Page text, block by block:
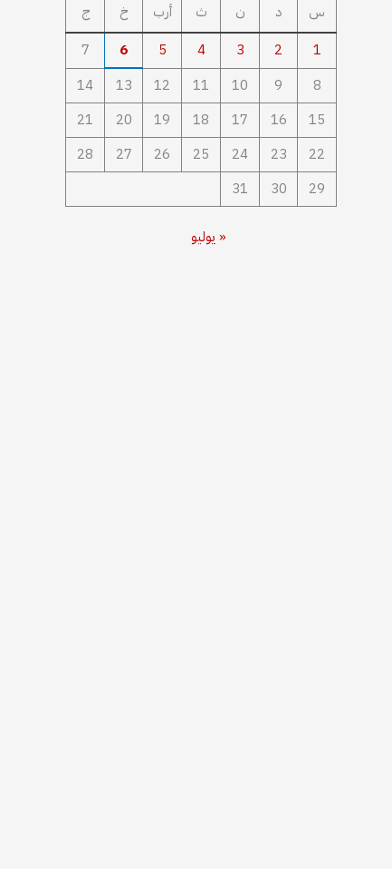
س
د ن ث أرب خ
ج
1
2
3
4
5
6
7
8
9
10
11
12
13
14
15
16
17
18
19
20
21
22
23
24
25
26
27
28
29
30
31
« يوليو